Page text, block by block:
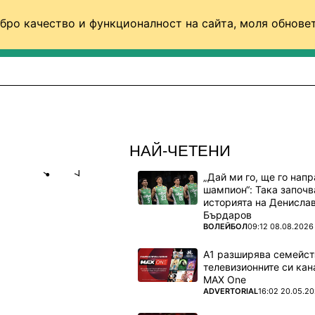
качество и функционалност на сайта, моля
НАЙ-ЧЕТЕНИ
„Дай ми го, ще го
шампион“: Така
историята на Денислав
Бърдаров
ПОВЕЧЕ ОТ
ВОЛЕЙБОЛ09:12 08.08.2026
А1 разширява
телевизионните си
MAX One
ПОВЕЧЕ ОТ
ADVERTORIAL16:02